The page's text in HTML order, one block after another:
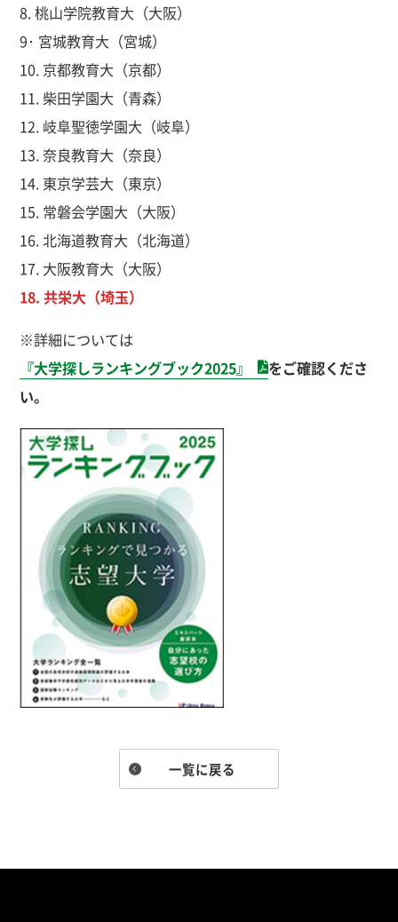
8. 桃山学院教育大（大阪）
9･ 宮城教育大（宮城）
10. 京都教育大（京都）
11. 柴田学園大（青森）
12. 岐阜聖徳学園大（岐阜）
13. 奈良教育大（奈良）
14. 東京学芸大（東京）
15. 常磐会学園大（大阪）
16. 北海道教育大（北海道）
17. 大阪教育大（大阪）
18. 共栄大（埼玉）
※詳細については
『大学探しランキングブック2025』
をご確認くださ
い。
一覧に戻る